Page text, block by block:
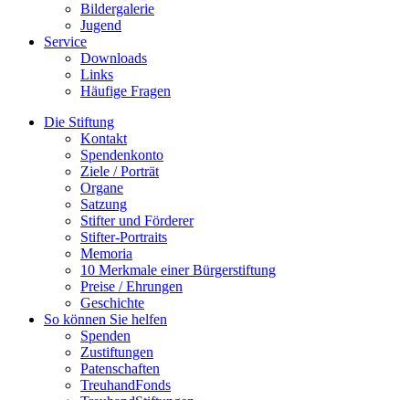
Bildergalerie
Jugend
Service
Downloads
Links
Häufige Fragen
Die Stiftung
Kontakt
Spendenkonto
Ziele / Porträt
Organe
Satzung
Stifter und Förderer
Stifter-Portraits
Memoria
10 Merkmale einer Bürgerstiftung
Preise / Ehrungen
Geschichte
So können Sie helfen
Spenden
Zustiftungen
Patenschaften
TreuhandFonds